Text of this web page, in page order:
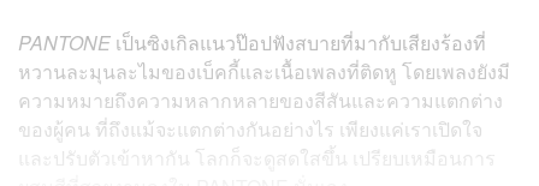
PANTONE เป็นซิงเกิลแนวป๊อปฟังสบายที่มากับเสียงร้องที่
หวานละมุนละไมของเบ็คกี้และเนื้อเพลงที่ติดหู โดยเพลงยังมี
ความหมายถึงความหลากหลายของสีสันและความแตกต่าง
ของผู้คน ที่ถึงแม้จะแตกต่างกันอย่างไร เพียงแค่เราเปิดใจ
และปรับตัวเข้าหากัน โลกก็จะดูสดใสขึ้น เปรียบเหมือนการ